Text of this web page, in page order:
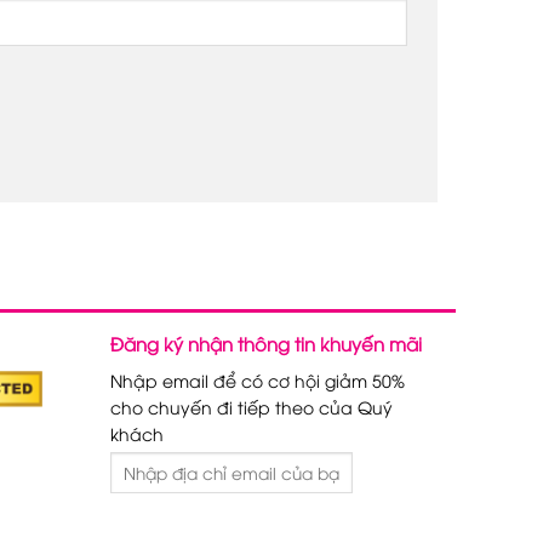
Đăng ký nhận thông tin khuyến mãi
Nhập email để có cơ hội giảm 50%
cho chuyến đi tiếp theo của Quý
khách